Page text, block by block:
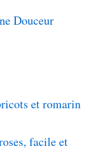
Douceur
et romarin
facile et